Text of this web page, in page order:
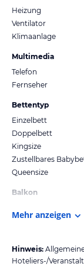
Heizung
Ventilator
Klimaanlage
Multimedia
Telefon
Fernseher
Bettentyp
Einzelbett
Doppelbett
Kingsize
Zustellbares
Queensize
Balkon
Mehr anzeigen
Hinweis:
Hoteliers-/